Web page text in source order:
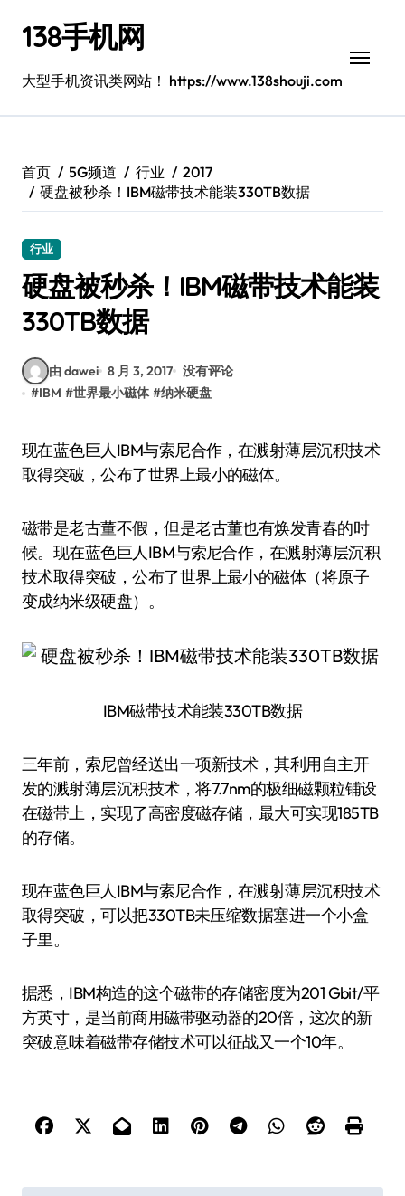
138手机网
大型手机资讯类网站！ https://www.138shouji.com
首页 5G频道 行业
2017
硬盘被秒杀！IBM磁带技术能装330TB数据
行业
硬盘被秒杀！IBM磁带技术能装
330TB数据
由 dawei 8 月 3, 2017 没有评论
#IBM #世界最小磁体 #纳米硬盘
现在蓝色巨人IBM与索尼合作，在溅射薄层沉积技术
取得突破，公布了世界上最小的磁体。
磁带是老古董不假，但是老古董也有焕发青春的时
候。现在蓝色巨人IBM与索尼合作，在溅射薄层沉积
技术取得突破，公布了世界上最小的磁体（将原子
变成纳米级硬盘）。
IBM磁带技术能装330TB数据
三年前，索尼曾经送出一项新技术，其利用自主开
发的溅射薄层沉积技术，将7.7nm的极细磁颗粒铺设
在磁带上，实现了高密度磁存储，最大可实现185TB
的存储。
现在蓝色巨人IBM与索尼合作，在溅射薄层沉积技术
取得突破，可以把330TB未压缩数据塞进一个小盒
子里。
据悉，IBM构造的这个磁带的存储密度为201 Gbit/平
方英寸，是当前商用磁带驱动器的20倍，这次的新
突破意味着磁带存储技术可以征战又一个10年。